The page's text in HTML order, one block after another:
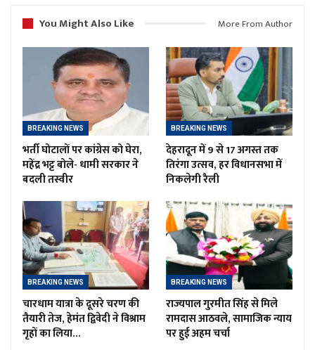
You Might Also Like
More From Author
BREAKING NEWS
भर्ती घोटालों पर कांग्रेस को घेरा,
महेंद्र भट्ट बोले- धामी सरकार ने
बदली तस्वीर
BREAKING NEWS
देहरादून में 9 से 17 अगस्त तक
तिरंगा उत्सव, हर विधानसभा में
निकलेगी रैली
BREAKING NEWS
चारधाम यात्रा के दूसरे चरण की
तैयारी तेज, हेमंत द्विवेदी ने विश्राम
गृहों का लिया…
BREAKING NEWS
राज्यपाल गुरमीत सिंह से मिले
रामदास आठवले, सामाजिक न्याय
पर हुई अहम चर्चा